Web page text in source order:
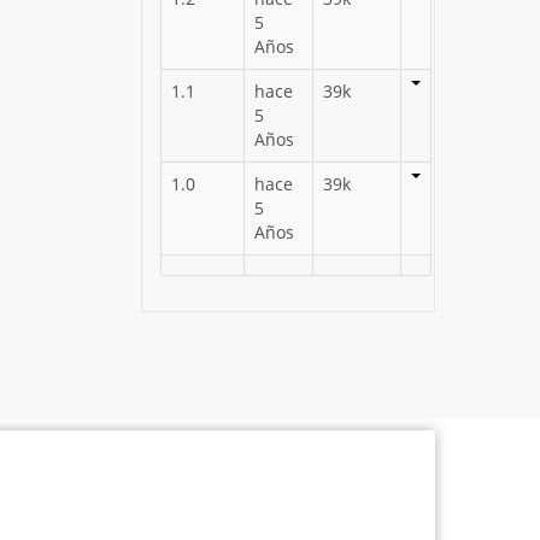
5
Años
1.1
hace
5
Años
39k
1.0
hace
5
Años
39k